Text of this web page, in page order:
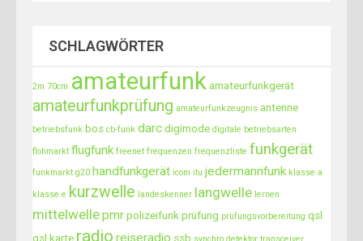
SCHLAGWÖRTER
2m 70cm amateurfunk amateurfunkgerät
amateurfunkprüfung amateurfunkzeugnis antenne
betriebsfunk bos cb-funk darc digimode digitale betriebsarten
flohmarkt flugfunk freenet frequenzen frequenzliste funkgerät
funkmarkt g20 handfunkgerät icom itu jedermannfunk klasse a
klasse e kurzwelle landeskenner langwelle lernen
mittelwellepmr polizeifunk prüfung prüfungsvorbereitung qsl
qsl karte radio reiseradio ssb synchro detektor transceiver